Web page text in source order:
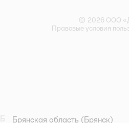
© 2026 ООО
Правовые условия
Брянская область (Брянск)